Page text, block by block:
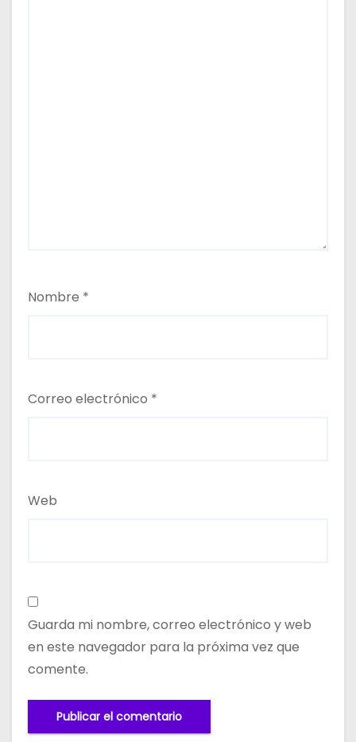
Nombre *
Correo electrónico *
Web
Guarda mi nombre, correo electrónico y web
en este navegador para la próxima vez que
comente.